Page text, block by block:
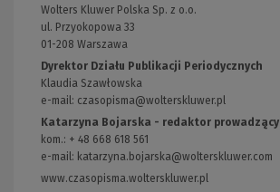
Wolters Kluwer Polska Sp. z o.o.
ul. Przyokopowa 33
01-208 Warszawa
Dyrektor Działu Publikacji Periodycznych
Klaudia Szawłowska
e-mail: czasopisma@wolterskluwer.pl
Katarzyna Bojarska - redaktor prowadzący
kom.: + 48 668 618 561
e-mail: katarzyna.bojarska@wolterskluwer.com
www.czasopisma.wolterskluwer.pl